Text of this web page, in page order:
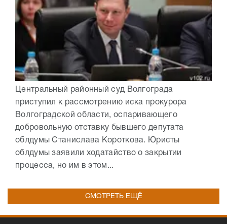
Центральный районный суд Волгограда
приступил к рассмотрению иска прокурора
Волгоградской области, оспаривающего
добровольную отставку бывшего депутата
облдумы Станислава Короткова. Юристы
облдумы заявили ходатайство о закрытии
процесса, но им в этом...
СМОТРЕТЬ ЕЩЁ